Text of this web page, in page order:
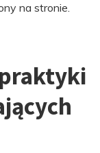
na stronie.